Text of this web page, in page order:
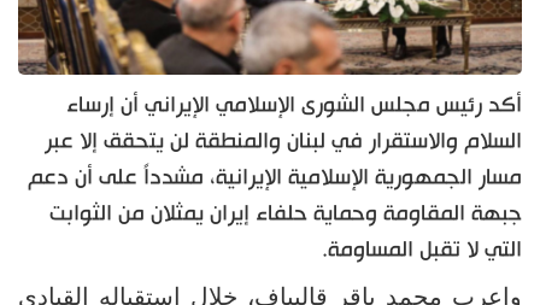
أكد رئيس مجلس الشورى الإسلامي الإيراني أن إرساء
السلام والاستقرار في لبنان والمنطقة لن يتحقق إلا عبر
مسار الجمهورية الإسلامية الإيرانية، مشدداً على أن دعم
جبهة المقاومة وحماية حلفاء إيران يمثلان من الثوابت
التي لا تقبل المساومة.
واعرب محمد باقر قاليباف، خلال استقباله القيادي